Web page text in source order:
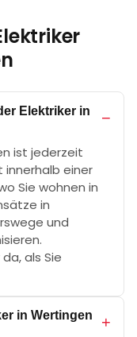
Elektriker in
−
ist jederzeit
innerhalb einer
Sie wohnen in
in
und
als Sie
in Wertingen
+